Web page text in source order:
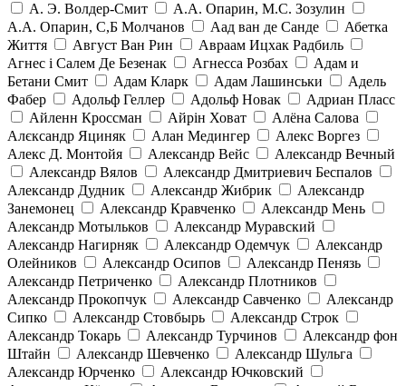
А. Э. Волдер-Смит
А.А. Опарин, М.С. Зозулин
А.А. Опарин, С,Б Молчанов
Аад ван де Санде
Абетка
Життя
Август Ван Рин
Авраам Ицхак Радбиль
Агнес і Салем Де Безенак
Агнесса Розбах
Адам и
Бетани Смит
Адам Кларк Адам Лашинськи
Адель
Фабер
Адольф Геллер Адольф Новак
Адриан Пласс
Айленн Кроссман
Айрін Ховат
Алёна Салова
Алєксандр Яциняк
Алан Медингер
Алекс Воргез
Алекс Д. Монтойя
Александр Вейс
Александр Вечный
Александр Вялов
Александр Дмитриевич Беспалов
Александр Дудник
Александр Жибрик
Александр
Занемонец
Александр Кравченко
Александр Мень
Александр Мотыльков
Александр Муравский
Александр Нагирняк
Александр Одемчук
Александр
Олейников
Александр Осипов
Александр Пенязь
Александр Петриченко
Александр Плотников
Александр Прокопчук
Александр Савченко
Александр
Сипко
Александр Стовбырь
Александр Строк
Александр Токарь
Александр Турчинов
Александр фон
Штайн
Александр Шевченко
Александр Шульга
Александр Юрченко
Александр Ючковский